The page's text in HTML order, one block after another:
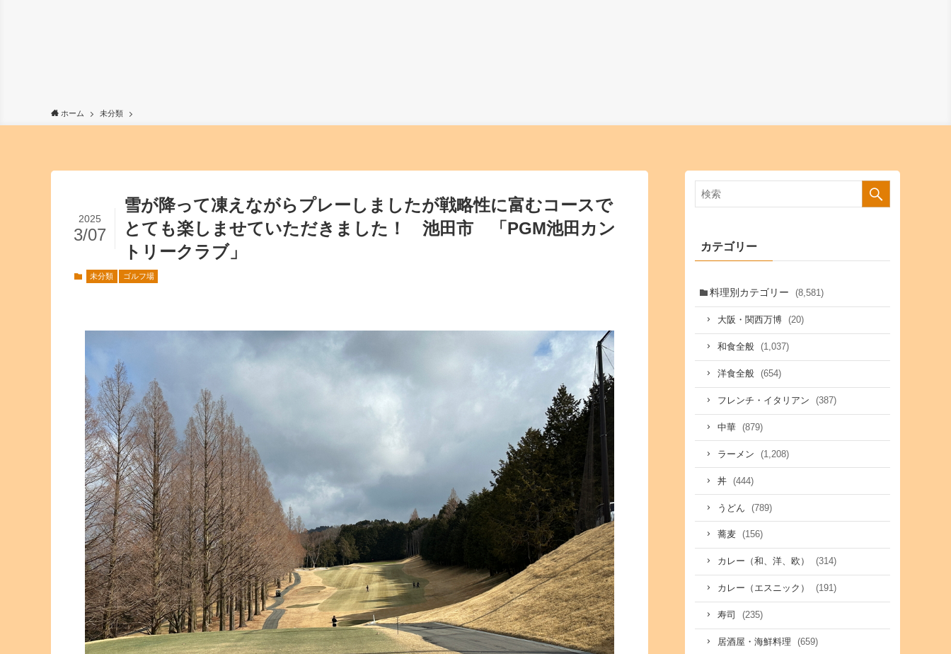
ホーム 未分類
雪が降って凍えながらプレーしましたが戦略性に富むコースで
とても楽しませていただきました！ 池田市 「PGM池田カン
トリークラブ」
2025
3/07
未分類 ゴルフ場
カテゴリー
料理別カテゴリー (8,581)
大阪・関西万博 (20)
和食全般 (1,037)
洋食全般 (654)
フレンチ・イタリアン (387)
中華 (879)
ラーメン (1,208)
丼 (444)
うどん (789)
蕎麦 (156)
カレー（和、洋、欧） (314)
カレー（エスニック） (191)
寿司 (235)
居酒屋・海鮮料理 (659)